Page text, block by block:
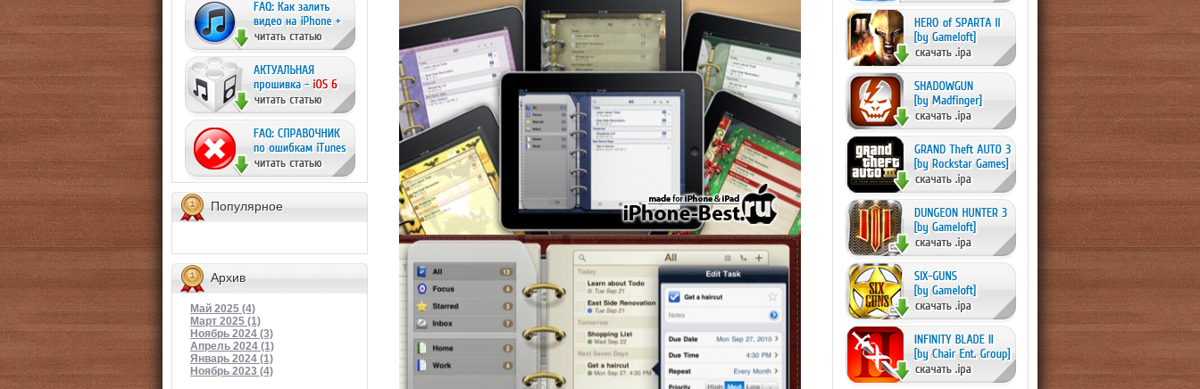
Популярное
Архив
Май 2025 (4)
Март 2025 (1)
Ноябрь 2024 (3)
Апрель 2024 (1)
Январь 2024 (1)
Ноябрь 2023 (4)